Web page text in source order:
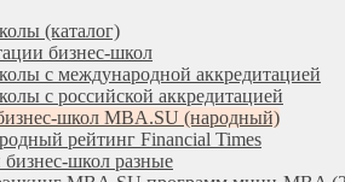
(каталог)
бизнес-школ
с международной аккредитацией
с российской аккредитацией
школ MBA.SU (народный)
рейтинг Financial Times
школ разные